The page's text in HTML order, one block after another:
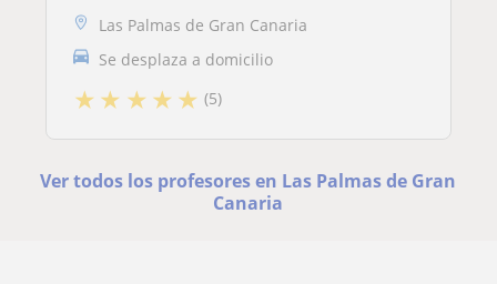
Las Palmas de Gran Canaria
Se desplaza a domicilio
★★ ★★★ (5)
Ver todos los profesores en Las Palmas de Gran
Canaria